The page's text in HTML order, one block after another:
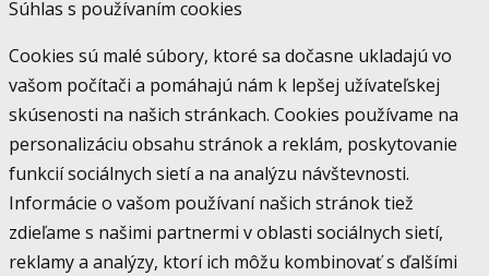
Súhlas s používaním cookies
Cookies sú malé súbory, ktoré sa dočasne ukladajú vo
vašom počítači a pomáhajú nám k lepšej užívateľskej
skúsenosti na našich stránkach. Cookies používame na
personalizáciu obsahu stránok a reklám, poskytovanie
funkcií sociálnych sietí a na analýzu návštevnosti.
Informácie o vašom používaní našich stránok tiež
zdieľame s našimi partnermi v oblasti sociálnych sietí,
reklamy a analýzy, ktorí ich môžu kombinovať s ďalšími